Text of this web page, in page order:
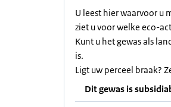
U leest hier waarvoor u
ziet u voor welke eco-
Kunt u het gewas als
is.
Ligt uw perceel braak?
Dit gewas is